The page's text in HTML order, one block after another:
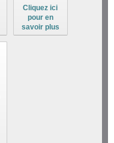
Cliquez ici
pour en
savoir plus